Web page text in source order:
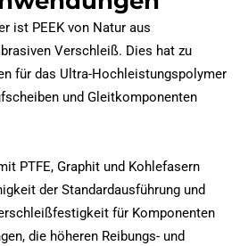
ist PEEK von Natur aus
Verschleiß. Dies hat zu
für das Ultra-Hochleistungspolymer
und Gleitkomponenten
PTFE, Graphit und Kohlefasern
der Standardausführung und
für Komponenten
die höheren Reibungs- und